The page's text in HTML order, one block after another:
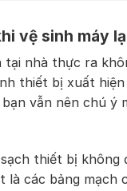
vệ sinh máy
tại nhà thực ra
thiết bị xuất
vẫn nên chú ý
thiết bị không
là các bảng mạch